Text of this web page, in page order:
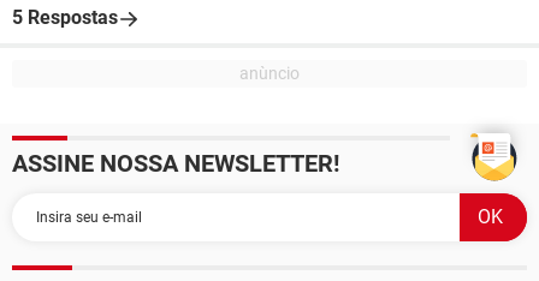
5 Respostas
ASSINE NOSSA NEWSLETTER!